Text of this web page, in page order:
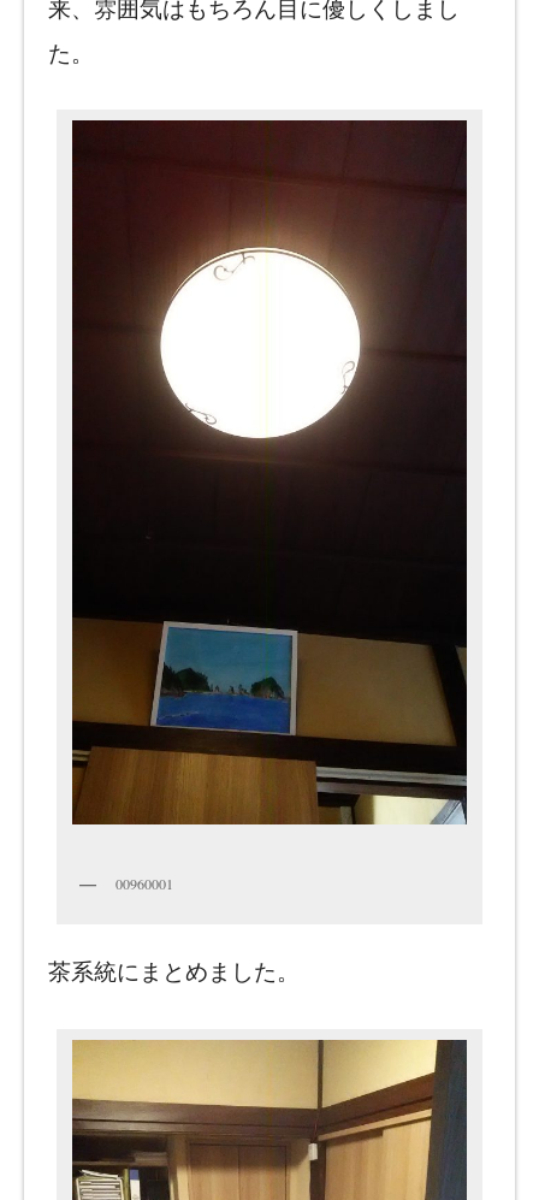
来、雰囲気はもちろん目に優しくしまし
た。
00960001
茶系統にまとめました。